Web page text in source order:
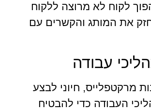
לקוח לא מרוצה ללקוח
את המותג והקשרים עם
עבודה
מרקטפלייס, חיוני לבצע
העבודה כדי להבטיח